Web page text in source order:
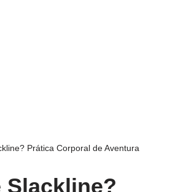
Prática Corporal de Aventura
Slackline?